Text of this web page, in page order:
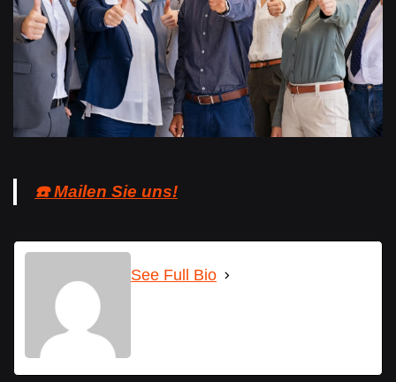
☎️ Mailen Sie uns!
See Full Bio